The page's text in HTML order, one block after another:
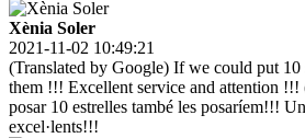
Xènia Soler
2021-11-02 10:49:21
(Translated by Google) If we could put
them !!! Excellent service and attention
posar 10 estrelles també les posaríem!!!
excel·lents!!!